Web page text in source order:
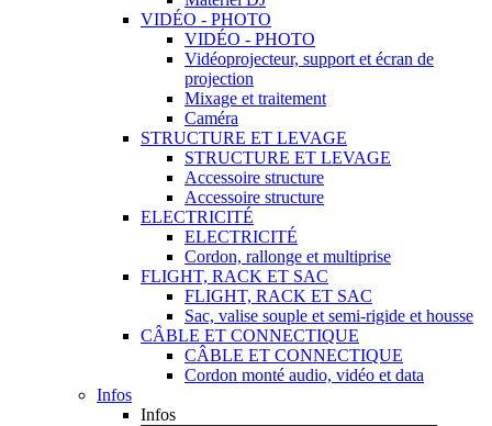
VIDÉO - PHOTO
VIDÉO - PHOTO
Vidéoprojecteur, support et écran de
projection
Mixage et traitement
Caméra
STRUCTURE ET LEVAGE
STRUCTURE ET LEVAGE
Accessoire structure
Accessoire structure
ELECTRICITÉ
ELECTRICITÉ
Cordon, rallonge et multiprise
FLIGHT, RACK ET SAC
FLIGHT, RACK ET SAC
Sac, valise souple et semi-rigide et housse
CÂBLE ET CONNECTIQUE
CÂBLE ET CONNECTIQUE
Cordon monté audio, vidéo et data
Infos
Infos